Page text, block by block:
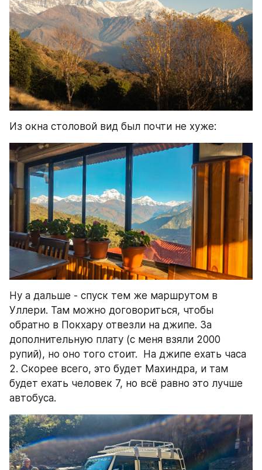
Из окна столовой вид был почти не хуже:
Ну а дальше - спуск тем же маршрутом в
Уллери. Там можно договориться, чтобы
обратно в Покхару отвезли на джипе. За
дополнительную плату (с меня взяли 2000
рупий), но оно того стоит.  На джипе ехать часа
2. Скорее всего, это будет Махиндра, и там
будет ехать человек 7, но всё равно это лучше
автобуса.